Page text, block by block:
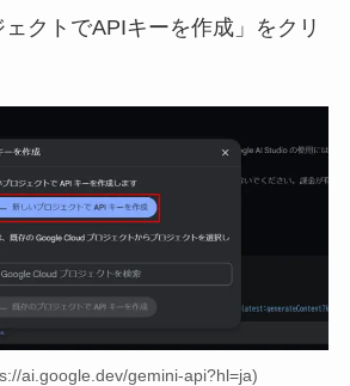
ェクトでAPIキーを作成」をクリ
ai.google.dev/gemini-api?hl=ja)